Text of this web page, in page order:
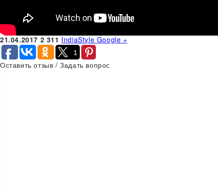
21.04.2017 2 311 IndiaStyle Google +
1
Оставить отзыв / Задать вопрос